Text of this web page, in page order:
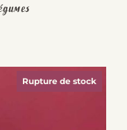
Rupture de stock